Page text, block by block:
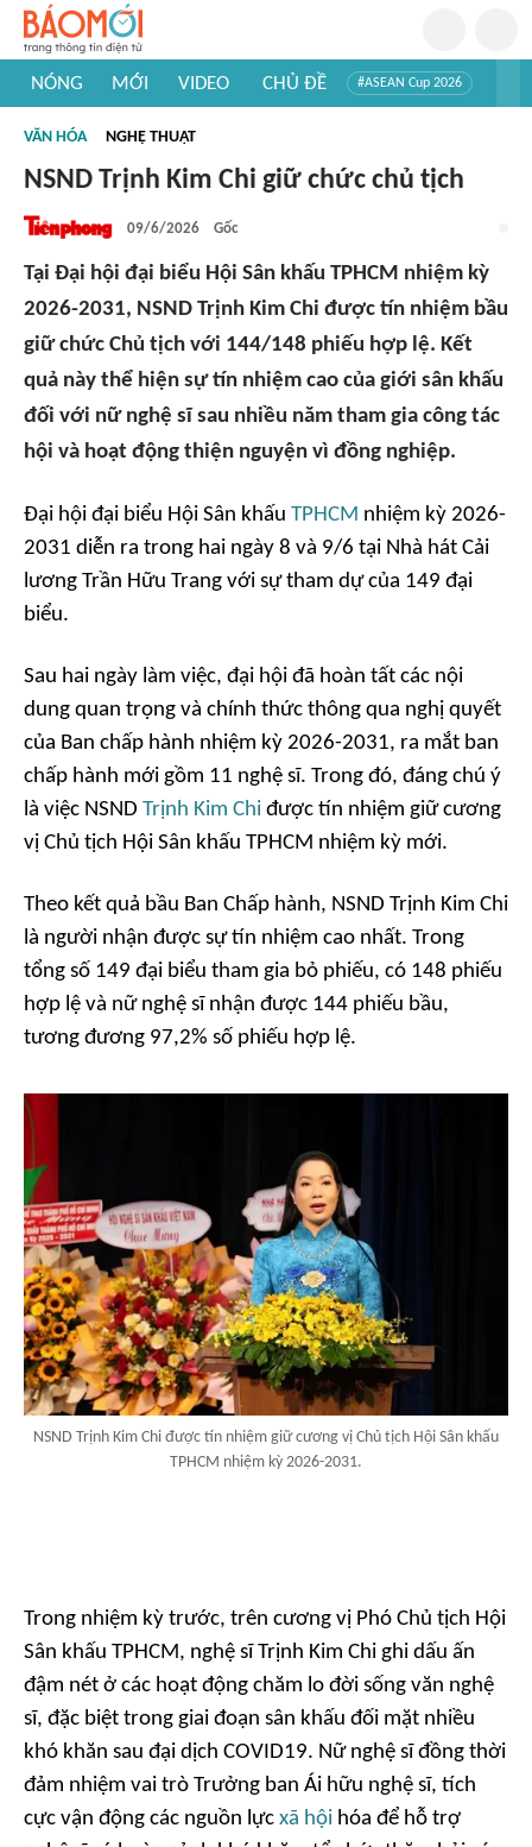
NÓNG MỚI VIDEO CHỦ ĐỀ #ASEAN Cup 2026
#Khám phá thế giới
VĂN HÓA NGHỆ THUẬT
NSND Trịnh Kim Chi giữ chức chủ tịch
09/6/2026 Gốc
Tại Đại hội đại biểu Hội Sân khấu TPHCM nhiệm kỳ
2026-2031, NSND Trịnh Kim Chi được tín nhiệm bầu
giữ chức Chủ tịch với 144/148 phiếu hợp lệ. Kết
quả này thể hiện sự tín nhiệm cao của giới sân khấu
đối với nữ nghệ sĩ sau nhiều năm tham gia công tác
hội và hoạt động thiện nguyện vì đồng nghiệp.
Đại hội đại biểu Hội Sân khấu TPHCM nhiệm kỳ 2026-
2031 diễn ra trong hai ngày 8 và 9/6 tại Nhà hát Cải
lương Trần Hữu Trang với sự tham dự của 149 đại
biểu.
Sau hai ngày làm việc, đại hội đã hoàn tất các nội
dung quan trọng và chính thức thông qua nghị quyết
của Ban chấp hành nhiệm kỳ 2026-2031, ra mắt ban
chấp hành mới gồm 11 nghệ sĩ. Trong đó, đáng chú ý
là việc NSND Trịnh Kim Chi được tín nhiệm giữ cương
vị Chủ tịch Hội Sân khấu TPHCM nhiệm kỳ mới.
Theo kết quả bầu Ban Chấp hành, NSND Trịnh Kim Chi
là người nhận được sự tín nhiệm cao nhất. Trong
tổng số 149 đại biểu tham gia bỏ phiếu, có 148 phiếu
hợp lệ và nữ nghệ sĩ nhận được 144 phiếu bầu,
tương đương 97,2% số phiếu hợp lệ.
NSND Trịnh Kim Chi được tín nhiệm giữ cương vị Chủ tịch Hội Sân khấu
TPHCM nhiệm kỳ 2026-2031.
Trong nhiệm kỳ trước, trên cương vị Phó Chủ tịch Hội
Sân khấu TPHCM, nghệ sĩ Trịnh Kim Chi ghi dấu ấn
đậm nét ở các hoạt động chăm lo đời sống văn nghệ
sĩ, đặc biệt trong giai đoạn sân khấu đối mặt nhiều
khó khăn sau đại dịch COVID19. Nữ nghệ sĩ đồng thời
đảm nhiệm vai trò Trưởng ban Ái hữu nghệ sĩ, tích
cực vận động các nguồn lực xã hội hóa để hỗ trợ